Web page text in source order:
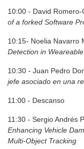
10:00 - David
of a forked Software
10:15- Noelia Navarro
Detection in
10:30 - Juan Pedro
jefe asociado en una
11:00 - Descanso
11:30 - Sergio Andrés
Enhancing Vehicle
Multi-Object Tracking